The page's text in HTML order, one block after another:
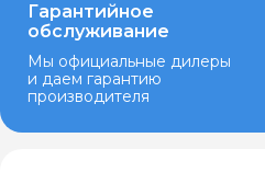
Гарантийное
обслуживание
Мы официальные дилеры
и даем гарантию
производителя